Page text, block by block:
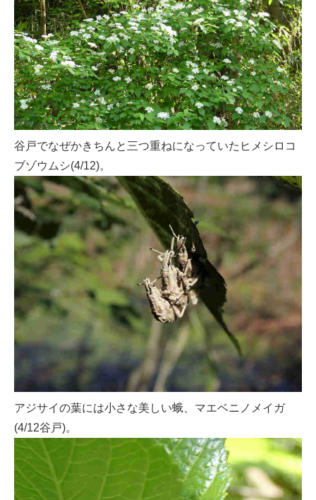
谷戸でなぜかきちんと三つ重ねになっていたヒメシロコ
ブゾウムシ(4/12)。
アジサイの葉には小さな美しい蛾、マエベニノメイガ
(4/12谷戸)。